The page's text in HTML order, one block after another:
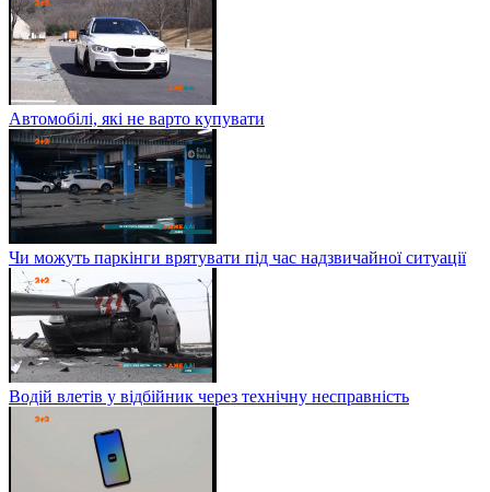
Автомобілі, які не варто купувати
Чи можуть паркінги врятувати під час надзвичайної ситуації
Водій влетів у відбійник через технічну несправність